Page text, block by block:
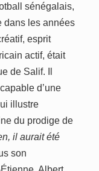
sénégalais,
dans les années
esprit
actif, était
de Salif. Il
d’une
illustre
du prodige de
il aurait été
son